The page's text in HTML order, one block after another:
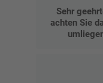
Sehr
achten Sie